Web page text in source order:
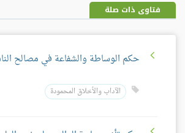
فتاوى ذات صلة
حكم الوساطة والشفاعة في مصالح
الآداب والأخلاق المحمودة